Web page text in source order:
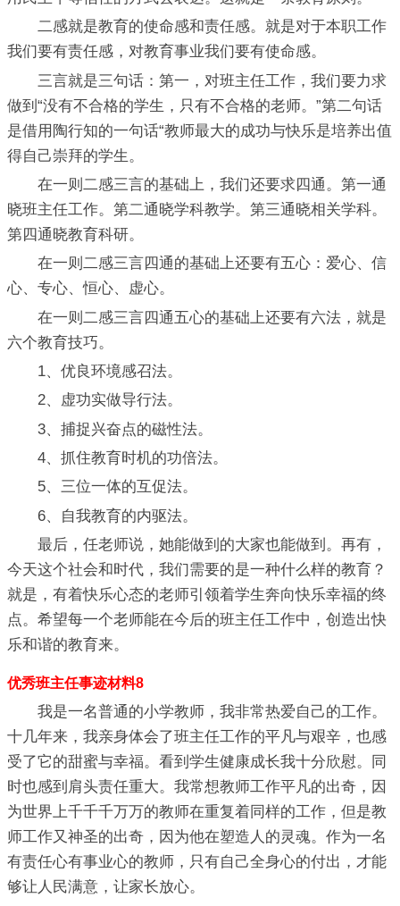
二感就是教育的使命感和责任感。就是对于本职工作
我们要有责任感，对教育事业我们要有使命感。
三言就是三句话：第一，对班主任工作，我们要力求
做到“没有不合格的学生，只有不合格的老师。”第二句话
是借用陶行知的一句话“教师最大的成功与快乐是培养出值
得自己崇拜的学生。
在一则二感三言的基础上，我们还要求四通。第一通
晓班主任工作。第二通晓学科教学。第三通晓相关学科。
第四通晓教育科研。
在一则二感三言四通的基础上还要有五心：爱心、信
心、专心、恒心、虚心。
在一则二感三言四通五心的基础上还要有六法，就是
六个教育技巧。
1、优良环境感召法。
2、虚功实做导行法。
3、捕捉兴奋点的磁性法。
4、抓住教育时机的功倍法。
5、三位一体的互促法。
6、自我教育的内驱法。
最后，任老师说，她能做到的大家也能做到。再有，
今天这个社会和时代，我们需要的是一种什么样的教育？
就是，有着快乐心态的老师引领着学生奔向快乐幸福的终
点。希望每一个老师能在今后的班主任工作中，创造出快
乐和谐的教育来。
优秀班主任事迹材料8
我是一名普通的小学教师，我非常热爱自己的工作。
十几年来，我亲身体会了班主任工作的平凡与艰辛，也感
受了它的甜蜜与幸福。看到学生健康成长我十分欣慰。同
时也感到肩头责任重大。我常想教师工作平凡的出奇，因
为世界上千千千万万的教师在重复着同样的工作，但是教
师工作又神圣的出奇，因为他在塑造人的灵魂。作为一名
有责任心有事业心的教师，只有自己全身心的付出，才能
够让人民满意，让家长放心。